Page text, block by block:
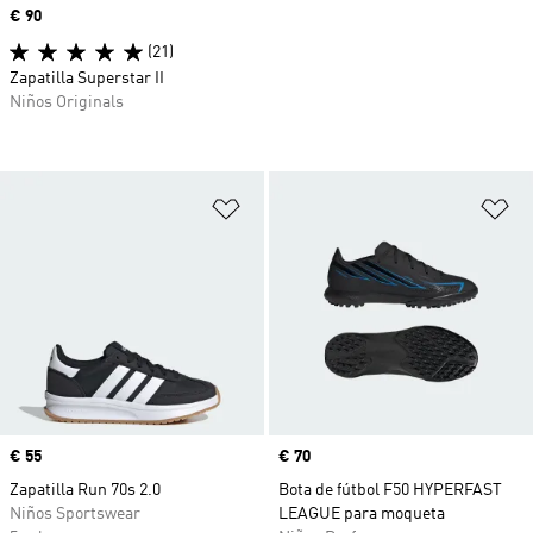
Precio
€ 55
Zapatilla Run 70s 2.0
Niños Sportswear
Precio
€ 70
Bota de fútbol F50 HYPERFAST
LEAGUE para moqueta
Precio
€ 90
(21)
Zapatilla Superstar II
Niños Originals